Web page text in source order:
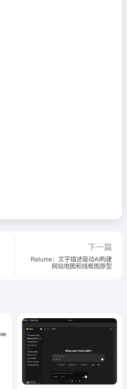
下一篇
Relume：文字描述驱动AI构建
网站地图和线框图原型